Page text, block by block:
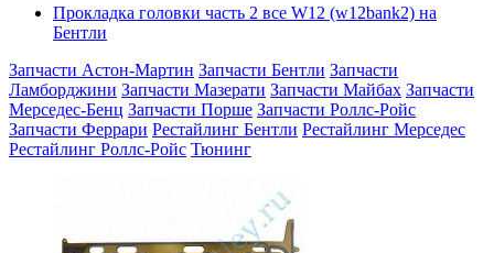
Прокладка головки часть 2 все W12 (w12bank2) на
Бентли
Запчасти Астон-Мартин Запчасти Бентли Запчасти
Ламборджини Запчасти Мазерати Запчасти Майбах Запчасти
Мерседес-Бенц Запчасти Порше Запчасти Роллс-Ройс
Запчасти Феррари Рестайлинг Бентли Рестайлинг Мерседес
Рестайлинг Роллс-Ройс Тюнинг